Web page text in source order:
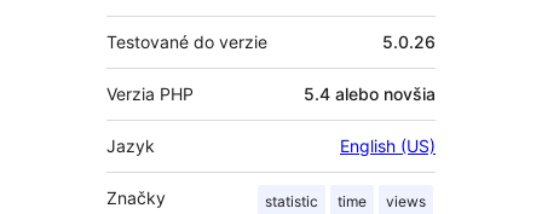
Testované do verzie 5.0.26
Verzia PHP 5.4 alebo novšia
Jazyk English (US)
Značky statistic time views